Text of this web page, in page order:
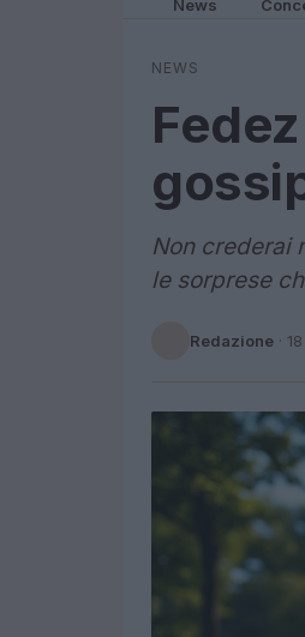
News
NEWS
Non crederai
le sorprese
Redazione ·